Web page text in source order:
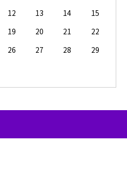
12 13 14
15
19 20 21
22
26 27 28
29